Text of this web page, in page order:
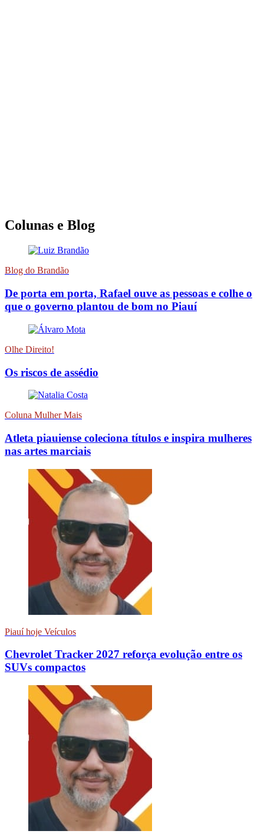
Colunas e Blog
Blog do Brandão
De porta em porta, Rafael ouve as pessoas e colhe o
que o governo plantou de bom no Piauí
Olhe Direito!
Os riscos de assédio
Coluna Mulher Mais
Atleta piauiense coleciona títulos e inspira mulheres
nas artes marciais
Piauí hoje Veículos
Chevrolet Tracker 2027 reforça evolução entre os
SUVs compactos